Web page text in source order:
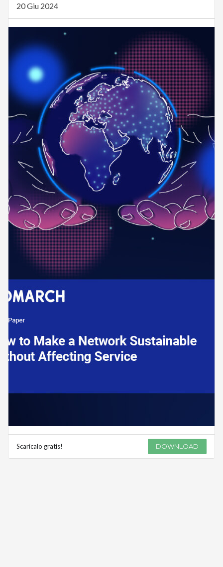
20 Giu 2024
Scaricalo gratis! DOWNLOAD